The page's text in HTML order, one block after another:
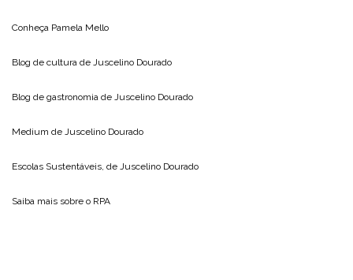
Conheça Pamela Mello
Blog de cultura de Juscelino Dourado
Blog de gastronomia de Juscelino Dourado
Medium de Juscelino Dourado
Escolas Sustentáveis, de Juscelino Dourado
Saiba mais sobre o RPA